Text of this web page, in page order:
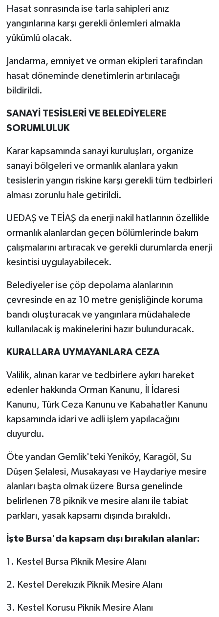
Hasat sonrasında ise tarla sahipleri anız
yangınlarına karşı gerekli önlemleri almakla
yükümlü olacak.
Jandarma, emniyet ve orman ekipleri tarafından
hasat döneminde denetimlerin artırılacağı
bildirildi.
SANAYİ TESİSLERİ VE BELEDİYELERE
SORUMLULUK
Karar kapsamında sanayi kuruluşları, organize
sanayi bölgeleri ve ormanlık alanlara yakın
tesislerin yangın riskine karşı gerekli tüm tedbirleri
alması zorunlu hale getirildi.
UEDAŞ ve TEİAŞ da enerji nakil hatlarının özellikle
ormanlık alanlardan geçen bölümlerinde bakım
çalışmalarını artıracak ve gerekli durumlarda enerji
kesintisi uygulayabilecek.
Belediyeler ise çöp depolama alanlarının
çevresinde en az 10 metre genişliğinde koruma
bandı oluşturacak ve yangınlara müdahalede
kullanılacak iş makinelerini hazır bulunduracak.
KURALLARA UYMAYANLARA CEZA
Valilik, alınan karar ve tedbirlere aykırı hareket
edenler hakkında Orman Kanunu, İl İdaresi
Kanunu, Türk Ceza Kanunu ve Kabahatler Kanunu
kapsamında idari ve adli işlem yapılacağını
duyurdu.
Öte yandan Gemlik'teki Yeniköy, Karagöl, Su
Düşen Şelalesi, Musakayası ve Haydariye mesire
alanları başta olmak üzere Bursa genelinde
belirlenen 78 piknik ve mesire alanı ile tabiat
parkları, yasak kapsamı dışında bırakıldı.
İşte Bursa'da kapsam dışı bırakılan alanlar:
1. Kestel Bursa Piknik Mesire Alanı
2. Kestel Derekızık Piknik Mesire Alanı
3. Kestel Korusu Piknik Mesire Alanı